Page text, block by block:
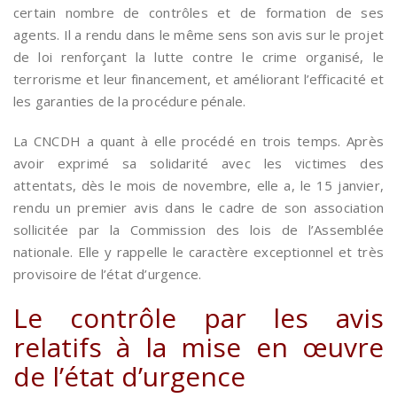
certain nombre de contrôles et de formation de ses
agents. Il a rendu dans le même sens son avis sur le projet
de loi renforçant la lutte contre le crime organisé, le
terrorisme et leur financement, et améliorant l’efficacité et
les garanties de la procédure pénale.
La CNCDH a quant à elle procédé en trois temps. Après
avoir exprimé sa solidarité avec les victimes des
attentats, dès le mois de novembre, elle a, le 15 janvier,
rendu un premier avis dans le cadre de son association
sollicitée par la Commission des lois de l’Assemblée
nationale. Elle y rappelle le caractère exceptionnel et très
provisoire de l’état d’urgence.
Le contrôle par les avis
relatifs à la mise en œuvre
de l’état d’urgence